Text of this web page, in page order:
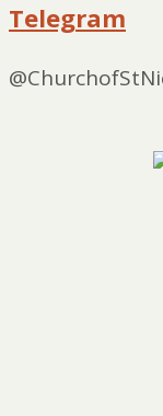
Telegram